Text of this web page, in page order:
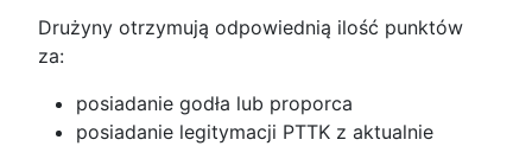
Drużyny otrzymują odpowiednią ilość punktów
za:
posiadanie godła lub proporca
posiadanie legitymacji PTTK z aktualnie